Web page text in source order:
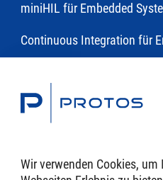
miniHIL für Embedded
Continuous Integration für
Toolchains
mit eTrice
Wir verwenden Cookies,